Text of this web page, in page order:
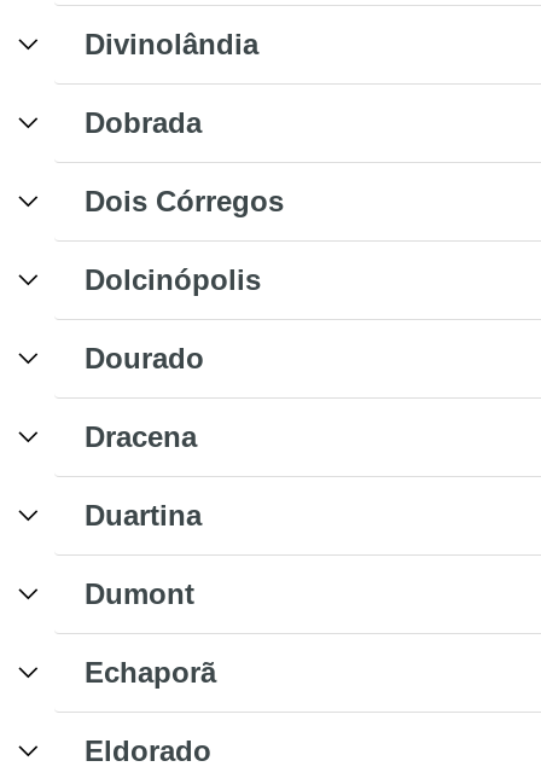
Divinolândia
Dobrada
Dois Córregos
Dolcinópolis
Dourado
Dracena
Duartina
Dumont
Echaporã
Eldorado